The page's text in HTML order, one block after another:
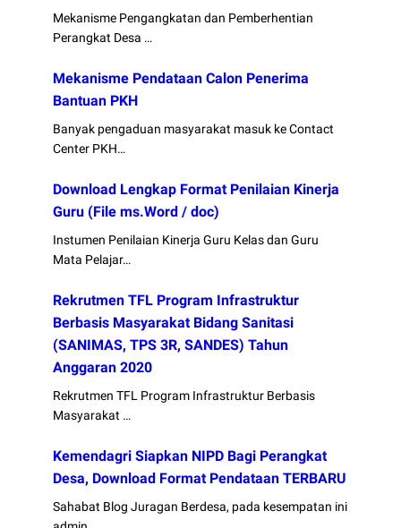
Mekanisme Pengangkatan dan Pemberhentian
Perangkat Desa …
Mekanisme Pendataan Calon Penerima
Bantuan PKH
Banyak pengaduan masyarakat masuk ke Contact
Center PKH…
Download Lengkap Format Penilaian Kinerja
Guru (File ms.Word / doc)
Instumen Penilaian Kinerja Guru Kelas dan Guru
Mata Pelajar…
Rekrutmen TFL Program Infrastruktur
Berbasis Masyarakat Bidang Sanitasi
(SANIMAS, TPS 3R, SANDES) Tahun
Anggaran 2020
Rekrutmen TFL Program Infrastruktur Berbasis
Masyarakat …
Kemendagri Siapkan NIPD Bagi Perangkat
Desa, Download Format Pendataan TERBARU
Sahabat Blog Juragan Berdesa, pada kesempatan ini